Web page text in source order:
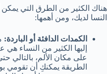
هناك الكثير من الطرق التي
النسا لديك، ومن أهمها:
الكمدات الدافئة أو الباردة:
إليها الكثير من النساء هي
على مكان الألم، بالتالي
الطريقة يمكنكِ أن